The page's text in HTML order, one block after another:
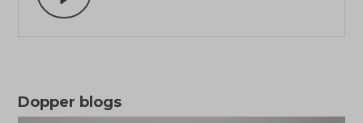
Dopper blogs